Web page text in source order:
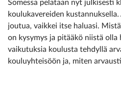
Somessa pelataan nyt julkisesti
koulukavereiden
joutua, vaikkei itse haluasi.
on kysymys ja pitääkö niistä olla
vaikutuksia koulusta tehdyllä
kouluyhteisöön ja, miten